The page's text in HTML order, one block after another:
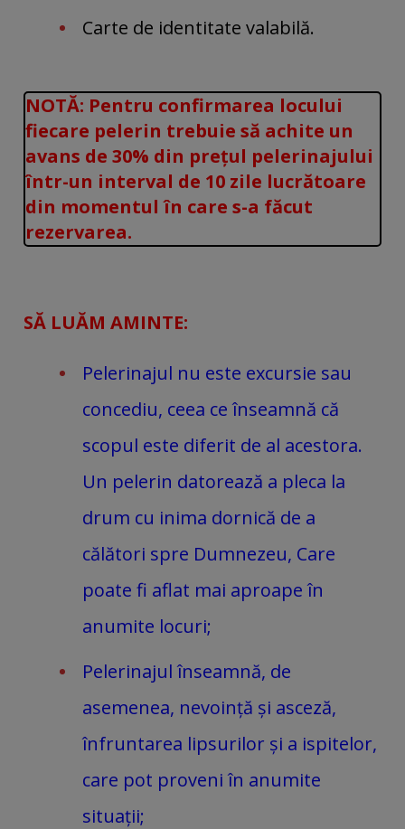
Carte de identitate valabilă.
NOTĂ: Pentru confirmarea locului
fiecare pelerin trebuie să achite un
avans de 30% din prețul pelerinajului
într-un interval de 10 zile lucrătoare
din momentul în care s-a făcut
rezervarea.
SĂ LUĂM AMINTE:
Pelerinajul nu este excursie sau
concediu, ceea ce înseamnă că
scopul este diferit de al acestora.
Un pelerin datorează a pleca la
drum cu inima dornică de a
călători spre Dumnezeu, Care
poate fi aflat mai aproape în
anumite locuri;
Pelerinajul înseamnă, de
asemenea, nevoință și asceză,
înfruntarea lipsurilor și a ispitelor,
care pot proveni în anumite
situații;